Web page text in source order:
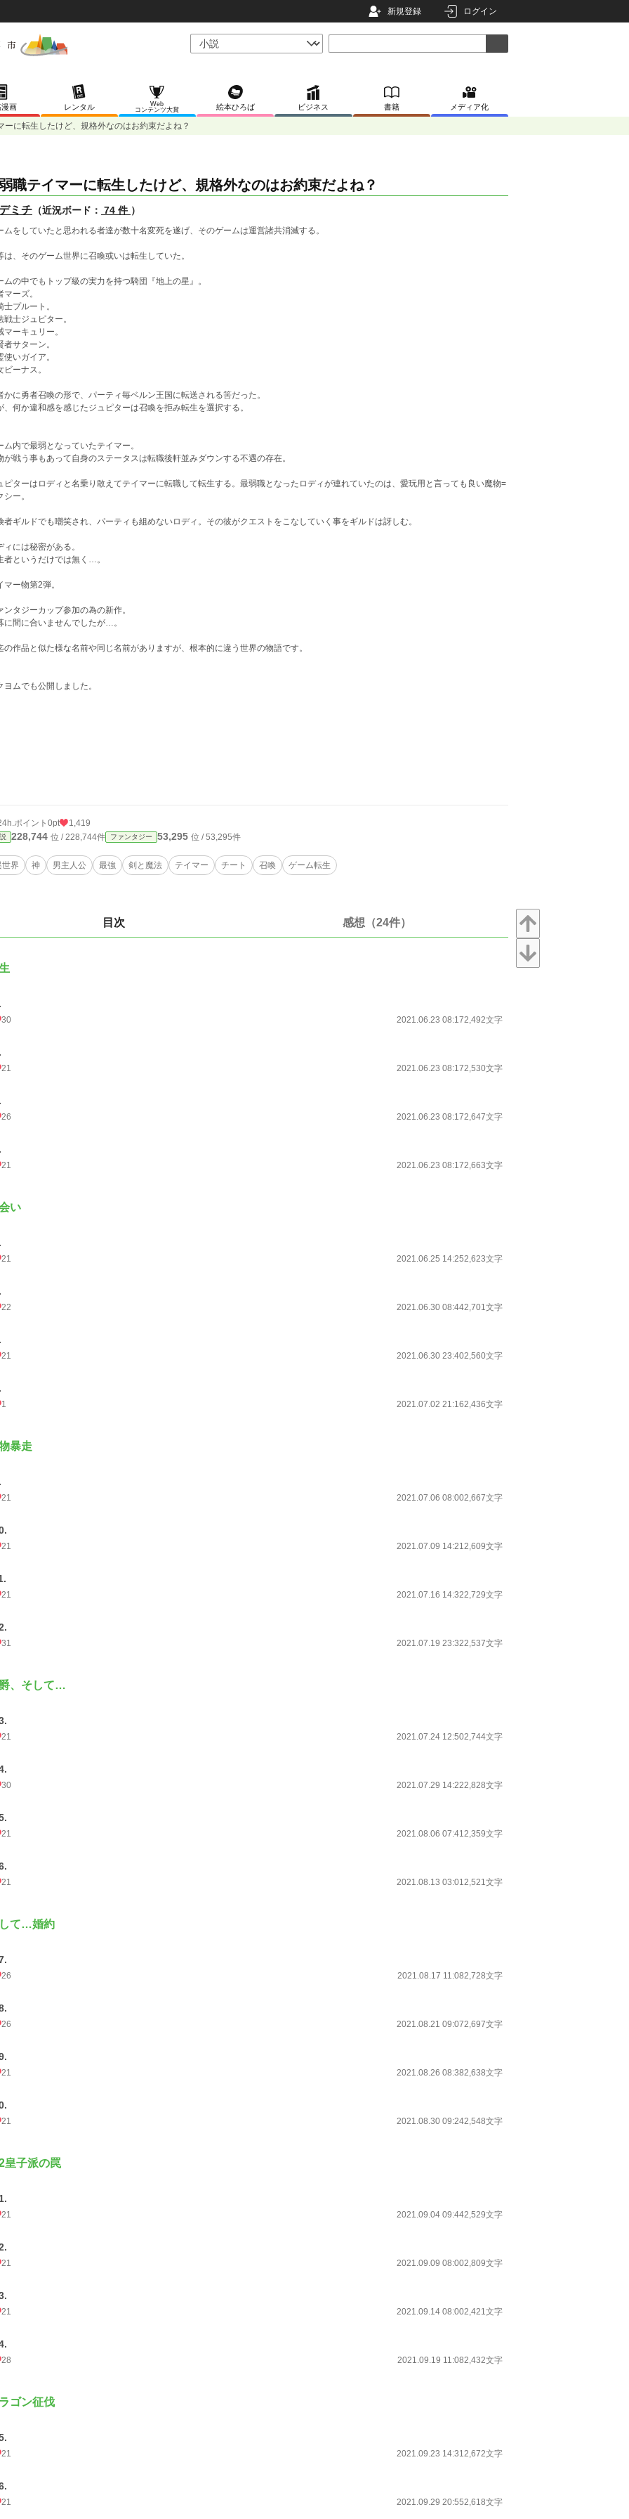
新規登録 ログイン
画 レンタル
Web
コンテンツ大賞
絵本ひろば ビジネス 書籍 メディア化
ーに転生したけど、規格外なのはお約束だよね？
職テイマーに転生したけど、規格外なのはお約束だよね？
ミチ （近況ボード： 74 件 ）
ムをしていたと思われる者達が数十名変死を遂げ、そのゲームは運営諸共消滅する。
は、そのゲーム世界に召喚或いは転生していた。
ムの中でもトップ級の実力を持つ騎団『地上の星』。
マーズ。
士プルート。
戦士ジュピター。
マーキュリー。
者サターン。
使いガイア。
ビーナス。
かに勇者召喚の形で、パーティ毎ベルン王国に転送される筈だった。
、何か違和感を感じたジュピターは召喚を拒み転生を選択する。
ム内で最弱となっていたテイマー。
が戦う事もあって自身のステータスは転職後軒並みダウンする不遇の存在。
ピターはロディと名乗り敢えてテイマーに転職して転生する。最弱職となったロディが連れていたのは、愛玩用と言っても良い魔物=
シー。
者ギルドでも嘲笑され、パーティも組めないロディ。その彼がクエストをこなしていく事をギルドは訝しむ。
ィには秘密がある。
者というだけでは無く…。
マー物第2弾。
ンタジーカップ参加の為の新作。
に間に合いませんでしたが…。
の作品と似た様な名前や同じ名前がありますが、根本的に違う世界の物語です。
ヨムでも公開しました。
ポイント 0pt 1,419
228,744 位 / 228,744件 ファンタジー 53,295 位 / 53,295件
世界 神 男主人公 最強 剣と魔法 テイマー チート 召喚 ゲーム転生
目次 感想（24件）
30 2021.06.23 08:172,492文字
21 2021.06.23 08:172,530文字
26 2021.06.23 08:172,647文字
21 2021.06.23 08:172,663文字
い
21 2021.06.25 14:252,623文字
22 2021.06.30 08:442,701文字
21 2021.06.30 23:402,560文字
1 2021.07.02 21:162,436文字
暴走
21 2021.07.06 08:002,667文字
21 2021.07.09 14:212,609文字
21 2021.07.16 14:322,729文字
31 2021.07.19 23:322,537文字
、そして…
21 2021.07.24 12:502,744文字
30 2021.07.29 14:222,828文字
21 2021.08.06 07:412,359文字
21 2021.08.13 03:012,521文字
て…婚約
26 2021.08.17 11:082,728文字
26 2021.08.21 09:072,697文字
21 2021.08.26 08:382,638文字
21 2021.08.30 09:242,548文字
皇子派の罠
21 2021.09.04 09:442,529文字
21 2021.09.09 08:002,809文字
21 2021.09.14 08:002,421文字
28 2021.09.19 11:082,432文字
ラゴン征伐
21 2021.09.23 14:312,672文字
21 2021.09.29 20:552,618文字